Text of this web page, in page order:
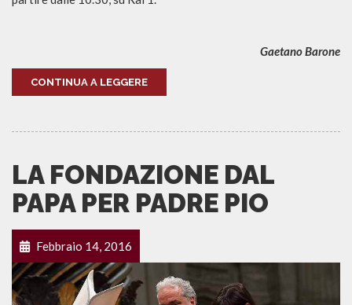
Gaetano Barone
CONTINUA A LEGGERE
LA FONDAZIONE DAL
PAPA PER PADRE PIO
Febbraio 14, 2016